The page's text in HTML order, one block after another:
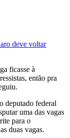
deve voltar
ficasse à
então pra
deputado federal
uma das vagas
para o
duas vagas.